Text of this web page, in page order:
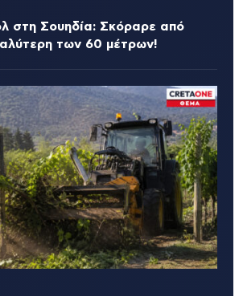
στη Σουηδία: Σκόραρε από
των 60 μέτρων!